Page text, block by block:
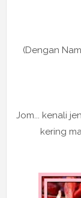
(Dengan
Jom... kenali
kering